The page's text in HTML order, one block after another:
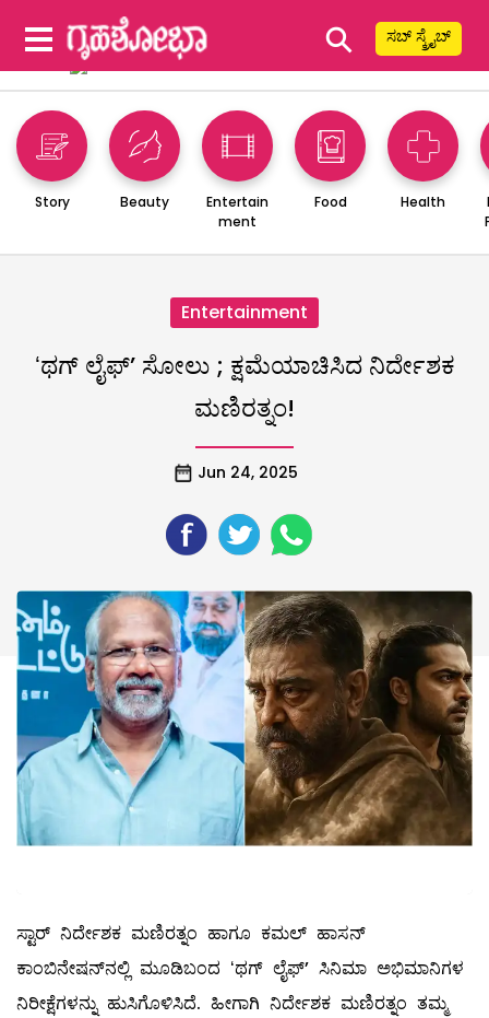
⚲ ಸಬ್ ಸ್ಕ್ರೈಬ್
Story Beauty
Entertain
ment
Food Health
Entertainment
ʻಥಗ್‌ ಲೈಫ್‌ʼ ಸೋಲು ; ಕ್ಷಮೆಯಾಚಿಸಿದ ನಿರ್ದೇಶಕ
ಮಣಿರತ್ನಂ!
Jun 24, 2025
ಸ್ಟಾರ್‌ ನಿರ್ದೇಶಕ ಮಣಿರತ್ನಂ ಹಾಗೂ ಕಮಲ್‌ ಹಾಸನ್‌
ಕಾಂಬಿನೇಷನ್‌ನಲ್ಲಿ ಮೂಡಿಬಂದ ʻಥಗ್‌ ಲೈಫ್‌ʼ ಸಿನಿಮಾ ಅಭಿಮಾನಿಗಳ
ನಿರೀಕ್ಷೆಗಳನ್ನು ಹುಸಿಗೊಳಿಸಿದೆ. ಹೀಗಾಗಿ ನಿರ್ದೇಶಕ ಮಣಿರತ್ನಂ ತಮ್ಮ